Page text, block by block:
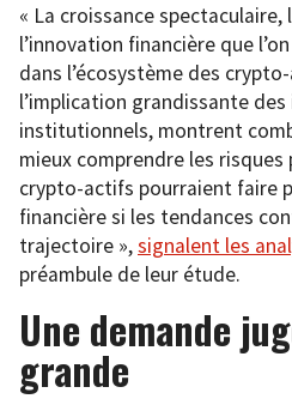
« La croissance
l’innovation financière que
dans l’écosystème des
l’implication grandissante
institutionnels, montrent
mieux comprendre les
crypto-actifs pourraient faire
financière si les tendances
trajectoire »,signalent les
préambule de leur étude.
Une demande
grande